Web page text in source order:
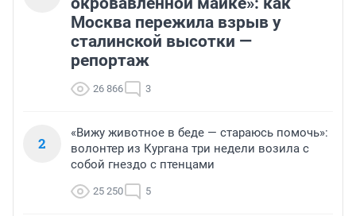
Москва пережила взрыв у
сталинской высотки —
репортаж
26 866 3
2
«Вижу животное в беде — стараюсь помочь»:
волонтер из Кургана три недели возила с
собой гнездо с птенцами
25 250 5